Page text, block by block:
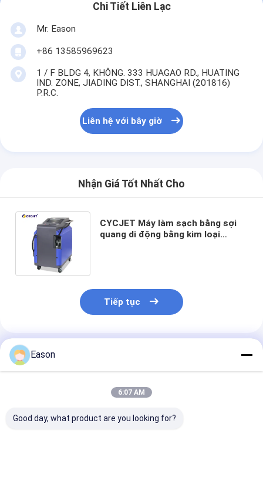
Chi Tiết Liên Lạc
Mr. Eason
+86 13585969623
1 / F BLDG 4, KHÔNG. 333 HUAGAO RD., HUATING
IND. ZONE, JIADING DIST., SHANGHAI (201816)
P.R.C.
Liên hệ với bây giờ
Nhận Giá Tốt Nhất Cho
CYCJET Máy làm sạch bằng sợi
quang di động bằng kim loại
Tiếp tục
Sản Phẩm Khuyến Cáo
Eason
6:07 AM
Good day, what product are you looking for?